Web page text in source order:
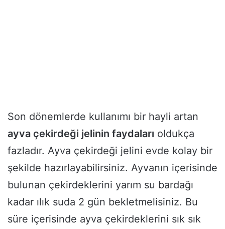
Son dönemlerde kullanımı bir hayli artan
ayva çekirdeği jelinin faydaları oldukça
fazladır. Ayva çekirdeği jelini evde kolay bir
şekilde hazırlayabilirsiniz. Ayvanın içerisinde
bulunan çekirdeklerini yarım su bardağı
kadar ılık suda 2 gün bekletmelisiniz. Bu
süre içerisinde ayva çekirdeklerini sık sık